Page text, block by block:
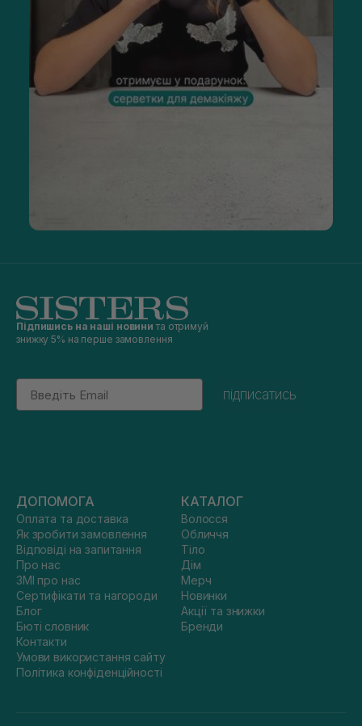
Підпишись на наші новини та отримуй
знижку 5% на перше замовлення
Email
підписатись
ДОПОМОГА
Оплата та доставка
Як зробити замовлення
Відповіді на запитання
Про нас
ЗМІ про нас
Сертифікати та нагороди
Блог
Бюті словник
Контакти
Умови використання сайту
Політика конфіденційності
КАТАЛОГ
Волосся
Обличчя
Тіло
Дім
Мерч
Новинки
Акції та знижки
Бренди